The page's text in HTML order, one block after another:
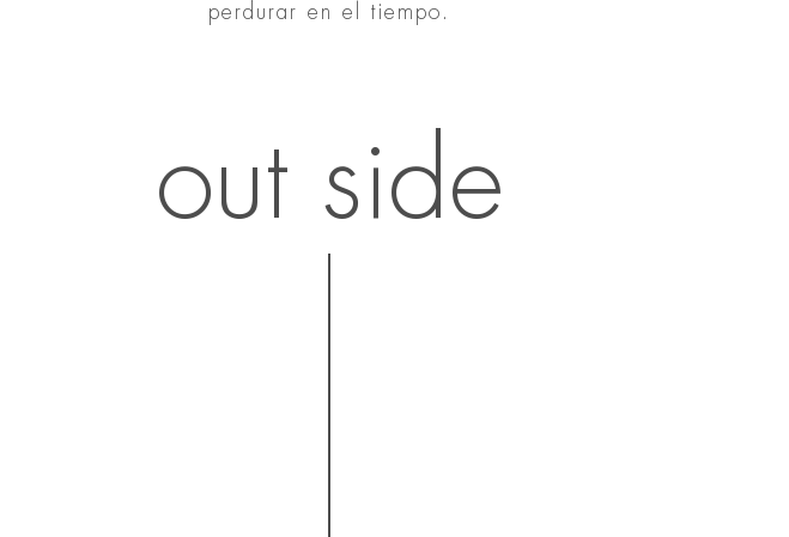
perdurar en el tiempo.
out side